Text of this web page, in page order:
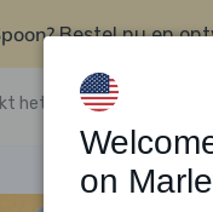
Bestel nu en
het Klantenservice
on